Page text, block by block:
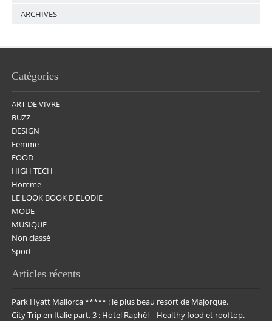
ARCHIVES
Catégories
ART DE VIVRE
BUZZ
DESIGN
Femme
FOOD
HIGH TECH
Homme
LE LOOK BOOK D'ELODIE
MODE
MUSIQUE
Non classé
Sport
Articles récents
Park Hyatt Mallorca ***** : le plus beau resort de Majorque.
City Trip en Italie part. 3 : Hotel Raphël – Healthy food et rooftop.